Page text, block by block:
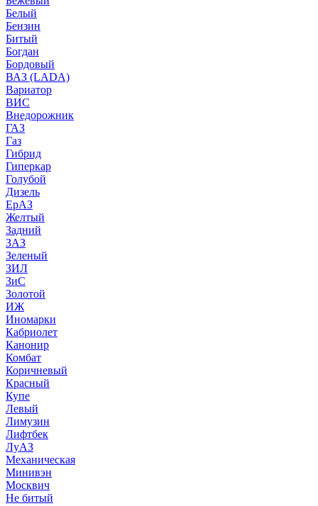
Белый
Бензин
Битый
Богдан
Бордовый
ВАЗ (LADA)
Вариатор
ВИС
Внедорожник
ГАЗ
Газ
Гибрид
Гиперкар
Голубой
Дизель
ЕрАЗ
Желтый
Задний
ЗАЗ
Зеленый
ЗИЛ
ЗиС
Золотой
ИЖ
Иномарки
Кабриолет
Канонир
Комбат
Коричневый
Красный
Купе
Левый
Лимузин
Лифтбек
ЛуАЗ
Механическая
Минивэн
Москвич
Не битый